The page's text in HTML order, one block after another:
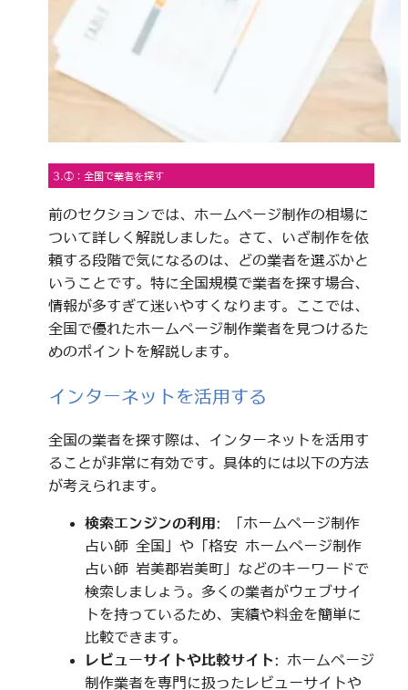
3.①：全国で業者を探す
前のセクションでは、ホームページ制作の相場に
ついて詳しく解説しました。さて、いざ制作を依
頼する段階で気になるのは、どの業者を選ぶかと
いうことです。特に全国規模で業者を探す場合、
情報が多すぎて迷いやすくなります。ここでは、
全国で優れたホームページ制作業者を見つけるた
めのポイントを解説します。
インターネットを活用する
全国の業者を探す際は、インターネットを活用す
ることが非常に有効です。具体的には以下の方法
が考えられます。
検索エンジンの利用 : 「ホームページ制作
占い師 全国」や「格安 ホームページ制作
占い師 岩美郡岩美町」などのキーワードで
検索しましょう。多くの業者がウェブサイ
トを持っているため、実績や料金を簡単に
比較できます。
レビューサイトや比較サイト: ホームページ
制作業者を専門に扱ったレビューサイトや